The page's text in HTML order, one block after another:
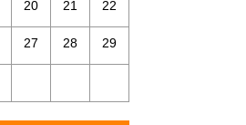
20 21 22
27 28 29